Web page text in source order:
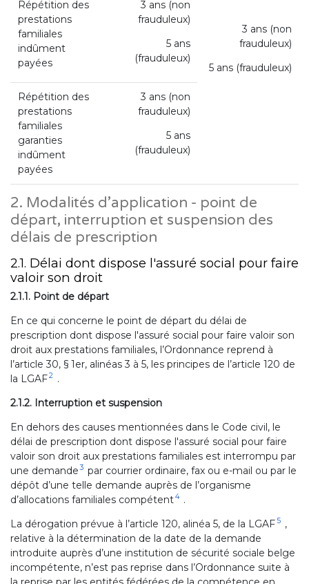
Répétition des
prestations
familiales
indûment
payées
3 ans (non
frauduleux)
5 ans
(frauduleux)
3 ans (non
frauduleux)
5 ans (frauduleux)
Répétition des
prestations
familiales
garanties
indûment
payées
3 ans (non
frauduleux)
5 ans
(frauduleux)
2. Modalités d’application - point de
départ, interruption et suspension des
délais de prescription
2.1. Délai dont dispose l'assuré social pour faire
valoir son droit
2.1.1. Point de départ
En ce qui concerne le point de départ du délai de
prescription dont dispose l'assuré social pour faire valoir son
droit aux prestations familiales, l’Ordonnance reprend à
l’article 30, § 1er, alinéas 3 à 5, les principes de l’article 120 de
la LGAF2 .
2.1.2. Interruption et suspension
En dehors des causes mentionnées dans le Code civil, le
délai de prescription dont dispose l'assuré social pour faire
valoir son droit aux prestations familiales est interrompu par
une demande 3 par courrier ordinaire, fax ou e-mail ou par le
dépôt d’une telle demande auprès de l’organisme
d’allocations familiales compétent4 .
La dérogation prévue à l’article 120, alinéa 5, de la LGAF5 ,
relative à la détermination de la date de la demande
introduite auprès d’une institution de sécurité sociale belge
incompétente, n’est pas reprise dans l’Ordonnance suite à